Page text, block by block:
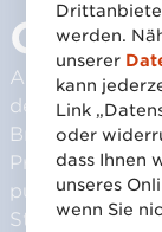
GS1
Auch heuer
dem GS1 Sync
Branchentreffs
Preisträger
punkto
werden.
unserer
kann
Link
oder
dass Ihnen
unseres
wenn Sie